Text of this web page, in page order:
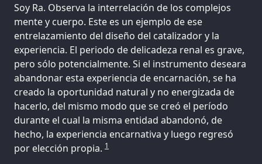
Soy Ra. Observa la interrelación de los complejos
mente y cuerpo. Este es un ejemplo de ese
entrelazamiento del diseño del catalizador y la
experiencia. El periodo de delicadeza renal es grave,
pero sólo potencialmente. Si el instrumento deseara
abandonar esta experiencia de encarnación, se ha
creado la oportunidad natural y no energizada de
hacerlo, del mismo modo que se creó el período
durante el cual la misma entidad abandonó, de
hecho, la experiencia encarnativa y luego regresó
por elección propia. 1